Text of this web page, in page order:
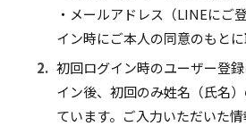
・メールアドレス（LINEにご
イン時にご本人の同意のもとに
2. 初回ログイン時のユーザー登
イン後、初回のみ姓名（氏名
ています。ご入力いただいた